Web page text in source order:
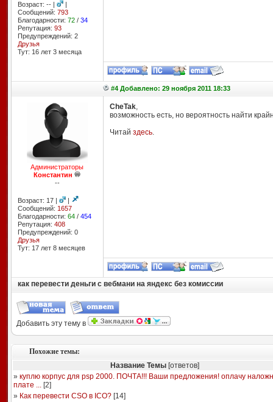
Возраст: -- |
|
Сообщений: 793
Благодарности: 72/ 34
Репутация: 93
Предупреждений: 2
Друзья
Тут: 16 лет 3 месяцa
#4 Добавлено: 29 ноября 2011 18:33
Администраторы
Константин
--
Возраст: 17 |
|
Сообщений: 1657
Благодарности: 64/ 454
Репутация: 408
Предупреждений: 0
Друзья
Тут: 17 лет 8 месяцев
CheTak,
возможность есть, но вероятность найти
Читай здесь.
как перевести деньги с вебмани на яндекс без комиссии
Добавить эту тему в
Похожие темы:
Название Темы [ответов]
» куплю корпус для psp 2000. ПОЧТА!!! Ваши предложения! оплачу
плате ...[2]
» Как перевести CSO в ICO?[14]